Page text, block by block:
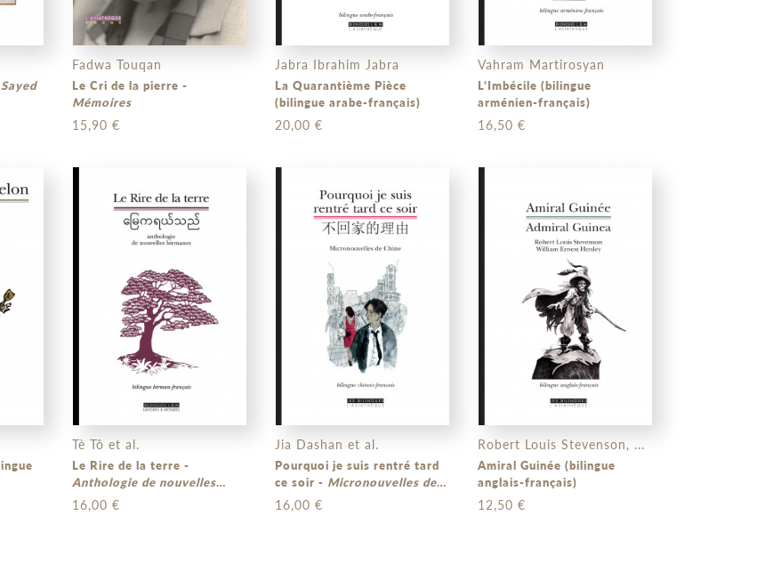
Sayed
Fadwa Touqan
Le Cri de la pierre -
Mémoires
15,90 €
Jabra Ibrahim Jabra
La Quarantième Pièce
(bilingue arabe-français)
20,00 €
Vahram Martirosyan
L’Imbécile (bilingue
arménien-français)
16,50 €
Tè Tô et al.
Le Rire de la terre -
Anthologie de nouvelles
birmanes
français)
16,00 €
Jia Dashan et al.
Pourquoi je suis rentré tard
ce soir - Micronouvelles de
Chine(bilingue chinois –
français)
16,00 €
Robert Louis Stevenson, ...
Amiral Guinée (bilingue
anglais-français)
12,50 €